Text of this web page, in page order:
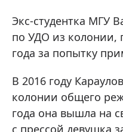
Экс-студентка МГУ
по УДО из колонии,
года за попытку
В 2016 году
колонии общего
года она вышла на
с прессой девушка